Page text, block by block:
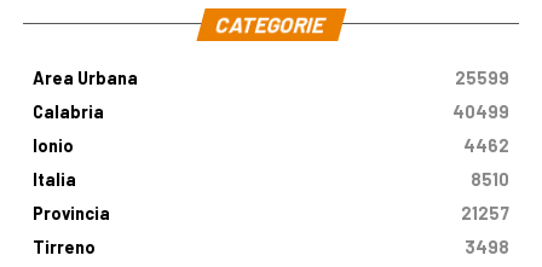
CATEGORIE
Area Urbana
25599
Calabria
40499
Ionio
4462
Italia
8510
Provincia
21257
Tirreno
3498